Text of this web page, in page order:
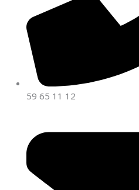
59 65 11 12